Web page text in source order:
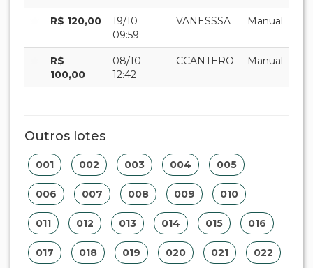
011 012 013 014 015 016
019
023 024 025
033 034
038 039 040 041 042
043 044 045 046 047
048 049 050 051 052
053 054 055 056 057